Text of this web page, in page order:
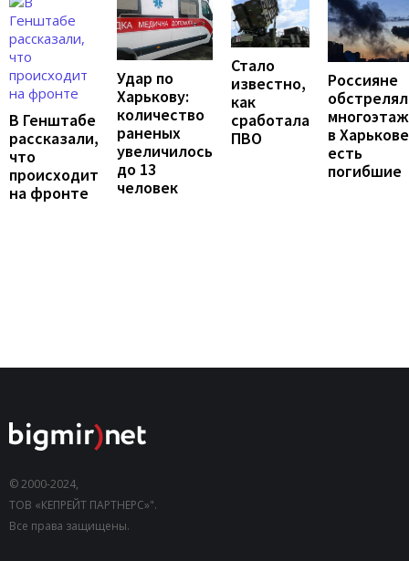
В Генштабе
рассказали,
что
происходит
на фронте
Удар по
Харькову:
количество
раненых
увеличилось
до 13
человек
Стало
известно,
как
сработала
ПВО
Россияне
в
есть
погибшие
© 2000-2024,
ТОВ «КЕПРЕЙТ ПАРТНЕРС»".
Все права защищены.